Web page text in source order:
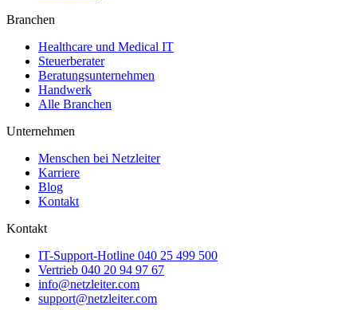
Branchen
Healthcare und Medical IT
Steuerberater
Beratungsunternehmen
Handwerk
Alle Branchen
Unternehmen
Menschen bei Netzleiter
Karriere
Blog
Kontakt
Kontakt
IT-Support-Hotline 040 25 499 500
Vertrieb 040 20 94 97 67
info@netzleiter.com
support@netzleiter.com